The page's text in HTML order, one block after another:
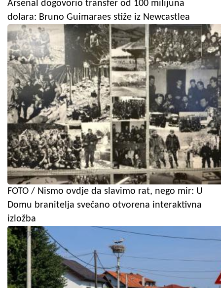
Arsenal dogovorio transfer od 100 milijuna
dolara: Bruno Guimaraes stiže iz Newcastlea
FOTO / Nismo ovdje da slavimo rat, nego mir: U
Domu branitelja svečano otvorena interaktivna
izložba